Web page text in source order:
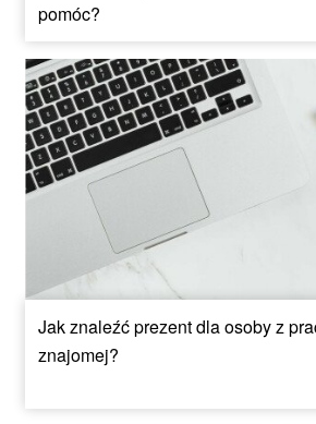
pomóc?
Jak znaleźć prezent dla osoby z
znajomej?